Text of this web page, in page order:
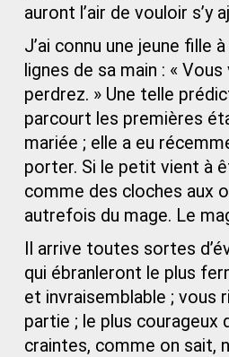
auront l’air de vouloir s’y
J’ai connu une jeune fille
lignes de sa main : «
perdrez. » Une telle
parcourt les premières
mariée ; elle a eu
porter. Si le petit vient à
comme des cloches aux
autrefois du mage. Le
Il arrive toutes sortes
qui ébranleront le plus
et invraisemblable ; vous
partie ; le plus
craintes, comme on sait,